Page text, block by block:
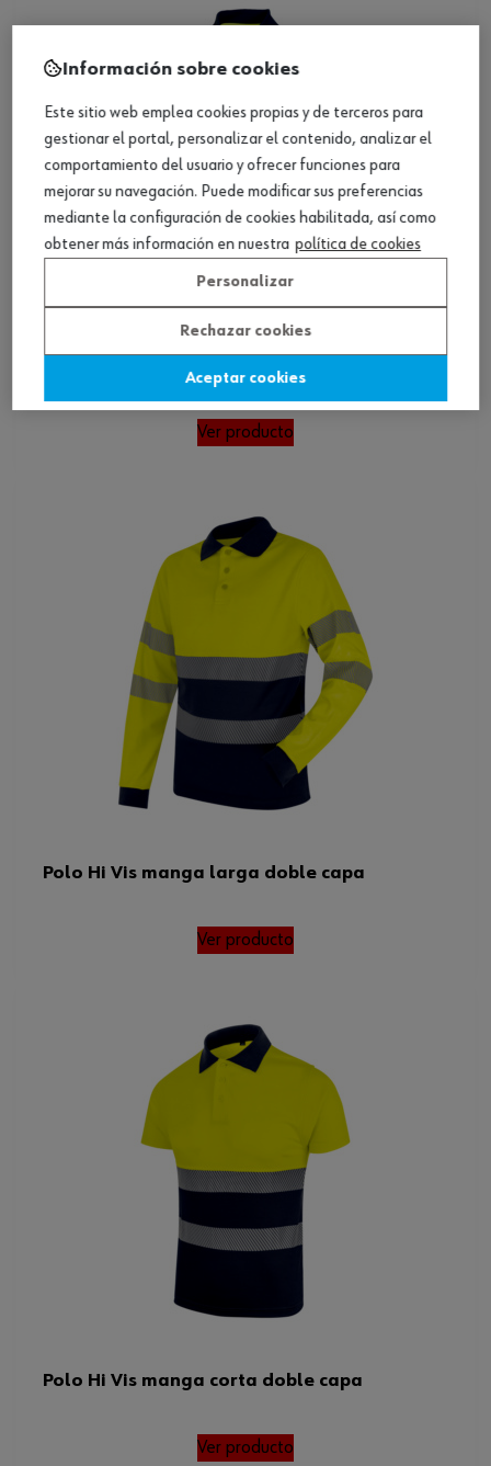
Ver producto
Polo Hi Vis manga larga doble capa
Ver producto
Polo Hi Vis manga corta doble capa
Ver producto
Información sobre cookies
Este sitio web emplea cookies propias y de terceros para
gestionar el portal, personalizar el contenido, analizar el
comportamiento del usuario y ofrecer funciones para
mejorar su navegación. Puede modificar sus preferencias
mediante la configuración de cookies habilitada, así como
obtener más información en nuestra política de cookies
Personalizar
Rechazar cookies
Aceptar cookies